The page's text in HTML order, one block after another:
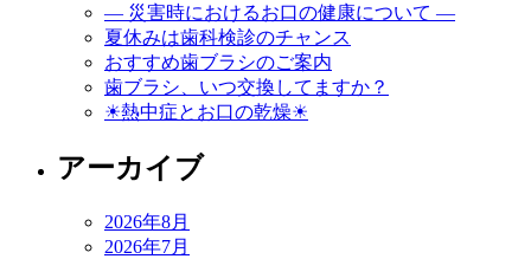
― 災害時におけるお口の健康について ―
夏休みは歯科検診のチャンス
おすすめ歯ブラシのご案内
歯ブラシ、いつ交換してますか？
☀熱中症とお口の乾燥☀
アーカイブ
2026年8月
2026年7月